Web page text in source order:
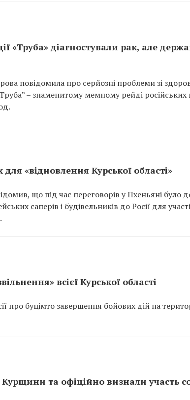
«Труба» діагностували рак, але
повідомила про серйозні проблеми зі
– знаменитому мемному рейді російських
«відновлення Курської області»
що під час переговорів у Пхеньяні було
саперів і будівельників до Росії для
всієї Курської області
про буцімто завершення бойових дій на
та офіційно визнали участь